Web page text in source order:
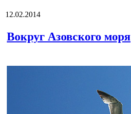
12.02.2014
Вокруг Азовского моря